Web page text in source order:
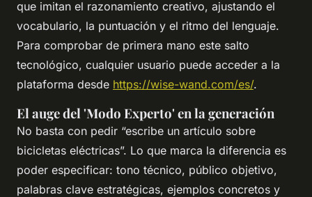
que imitan el razonamiento creativo, ajustando el
vocabulario, la puntuación y el ritmo del lenguaje.
Para comprobar de primera mano este salto
tecnológico, cualquier usuario puede acceder a la
plataforma desde https://wise-wand.com/es/.
El auge del 'Modo Experto' en la generación
No basta con pedir “escribe un artículo sobre
bicicletas eléctricas”. Lo que marca la diferencia es
poder especificar: tono técnico, público objetivo,
palabras clave estratégicas, ejemplos concretos y